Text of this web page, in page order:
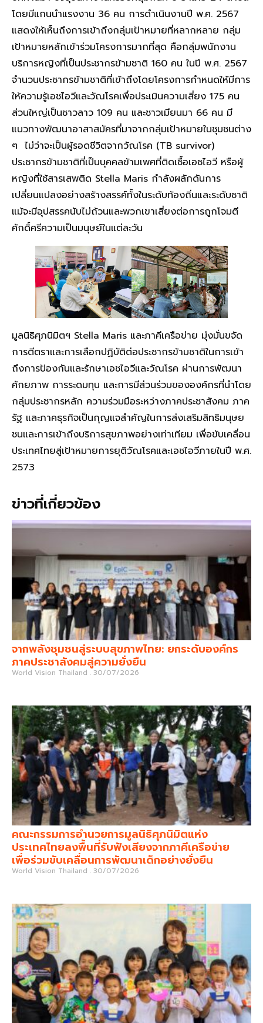
โดยมีแกนนำแรงงาน 36 คน การดำเนินงานปี พ.ศ. 2567
แสดงให้เห็นถึงการเข้าถึงกลุ่มเป้าหมายที่หลากหลาย กลุ่ม
เป้าหมายหลักเข้าร่วมโครงการมากที่สุด คือกลุ่มพนักงาน
บริการหญิงที่เป็นประชากรข้ามชาติ 160 คน ในปี พ.ศ. 2567
จำนวนประชากรข้ามชาติที่เข้าถึงโดยโครงการกำหนดให้มีการ
ให้ความรู้เอชไอวีและวัณโรคเพื่อประเมินความเสี่ยง 175 คน
ส่วนใหญ่เป็นชาวลาว 109 คน และชาวเมียนมา 66 คน มี
แนวทางพัฒนาอาสาสมัครที่มาจากกลุ่มเป้าหมายในชุมชนต่าง
ๆ ไม่ว่าจะเป็นผู้รอดชีวิตจากวัณโรค (TB survivor)
ประชากรข้ามชาติที่เป็นบุคคลข้ามเพศที่ติดเชื้อเอชไอวี หรือผู้
หญิงที่ใช้สารเสพติด Stella Maris กำลังผลักดันการ
เปลี่ยนแปลงอย่างสร้างสรรค์ทั้งในระดับท้องถิ่นและระดับชาติ
แม้จะมีอุปสรรคนับไม่ถ้วนและพวกเขาเสี่ยงต่อการถูกโจมตี
ศักดิ์ศรีความเป็นมนุษย์ในแต่ละวัน
มูลนิธิศุภนิมิตฯ Stella Maris และภาคีเครือข่าย มุ่งมั่นขจัด
การตีตราและการเลือกปฏิบัติต่อประชากรข้ามชาติในการเข้า
ถึงการป้องกันและรักษาเอชไอวีและวัณโรค ผ่านการพัฒนา
ศักยภาพ การระดมทุน และการมีส่วนร่วมขององค์กรที่นำโดย
กลุ่มประชากรหลัก ความร่วมมือระหว่างภาคประชาสังคม ภาค
รัฐ และภาคธุรกิจเป็นกุญแจสำคัญในการส่งเสริมสิทธิมนุษย
ชนและการเข้าถึงบริการสุขภาพอย่างเท่าเทียม เพื่อขับเคลื่อน
ประเทศไทยสู่เป้าหมายการยุติวัณโรคและเอชไอวีภายในปี พ.ศ.
2573
ข่าวที่เกี่ยวข้อง
จากพลังชุมชนสู่ระบบสุขภาพไทย: ยกระดับองค์กร
ภาคประชาสังคมสู่ความยั่งยืน
World Vision Thailand 30/07/2026
คณะกรรมการอำนวยการมูลนิธิศุภนิมิตแห่ง
ประเทศไทยลงพื้นที่รับฟังเสียงจากภาคีเครือข่าย
เพื่อร่วมขับเคลื่อนการพัฒนาเด็กอย่างยั่งยืน
World Vision Thailand 30/07/2026